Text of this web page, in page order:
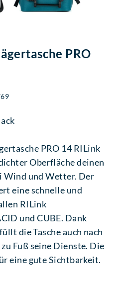
PRO
PRO 14 RILink
Oberfläche deinen
Wind und Wetter. Der
eine schnelle und
RILink
und CUBE. Dank
die Tasche auch nach
Fuß seine Dienste. Die
eine gute Sichtbarkeit.